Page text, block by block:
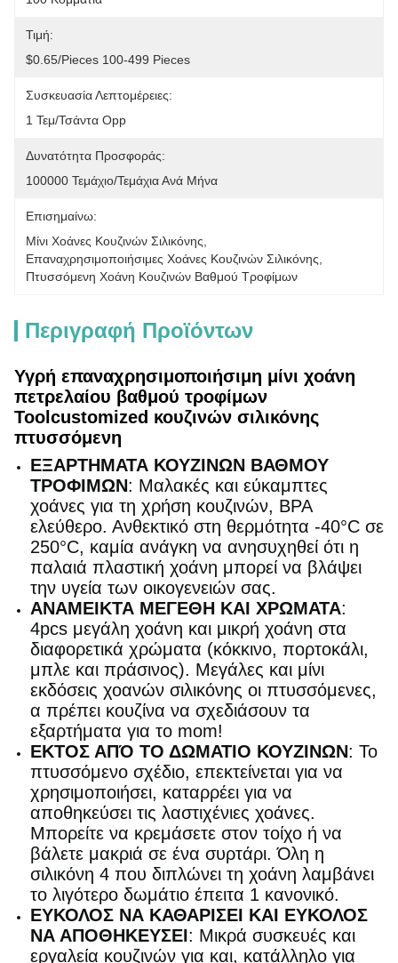
Τιμή:
$0.65/pieces 100-499 Pieces
Συσκευασία Λεπτομέρειες:
1 Τεμ/τσάντα Opp
Δυνατότητα Προσφοράς:
100000 Τεμάχιο/Τεμάχια Ανά Μήνα
Επισημαίνω:
Μίνι Χοάνες Κουζινών Σιλικόνης
Επαναχρησιμοποιήσιμες Χοάνες Κουζινών Σιλικόνης
Πτυσσόμενη Χοάνη Κουζινών Βαθμού Τροφίμων
Περιγραφή Προϊόντων
Υγρή επαναχρησιμοποιήσιμη μίνι χοάνη
πετρελαίου βαθμού τροφίμων
Toolcustomized κουζινών σιλικόνης
πτυσσόμενη
ΕΞΑΡΤΗΜΑΤΑ ΚΟΥΖΙΝΩΝ ΒΑΘΜΟΥ
ΤΡΟΦΙΜΩΝ: Μαλακές και εύκαμπτες
χοάνες για τη χρήση κουζινών, BPA
ελεύθερο. Ανθεκτικό στη θερμότητα -40°C σε
250°C, καμία ανάγκη να ανησυχηθεί ότι η
παλαιά πλαστική χοάνη μπορεί να βλάψει
την υγεία των οικογενειών σας.
ΑΝΑΜΕΙΚΤΑ ΜΕΓΕΘΗ ΚΑΙ ΧΡΩΜΑΤΑ:
4pcs μεγάλη χοάνη και μικρή χοάνη στα
διαφορετικά χρώματα (κόκκινο, πορτοκάλι,
μπλε και πράσινος). Μεγάλες και μίνι
εκδόσεις χοανών σιλικόνης οι πτυσσόμενες,
α πρέπει κουζίνα να σχεδιάσουν τα
εξαρτήματα για το mom!
ΕΚΤΟΣ ΑΠΌ ΤΟ ΔΩΜΑΤΙΟ ΚΟΥΖΙΝΩΝ: Το
πτυσσόμενο σχέδιο, επεκτείνεται για να
χρησιμοποιήσει, καταρρέει για να
αποθηκεύσει τις λαστιχένιες χοάνες.
Μπορείτε να κρεμάσετε στον τοίχο ή να
βάλετε μακριά σε ένα συρτάρι. Όλη η
σιλικόνη 4 που διπλώνει τη χοάνη λαμβάνει
το λιγότερο δωμάτιο έπειτα 1 κανονικό.
ΕΥΚΟΛΟΣ ΝΑ ΚΑΘΑΡΙΣΕΙ ΚΑΙ ΕΥΚΟΛΟΣ
ΝΑ ΑΠΟΘΗΚΕΥΣΕΙ: Μικρά συσκευές και
εργαλεία κουζινών για και, κατάλληλο για